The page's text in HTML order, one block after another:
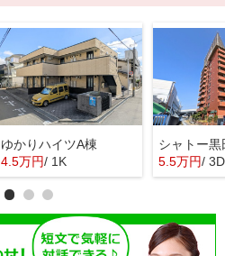
ゆかりハイツA棟
4.5万円/ 1K
シャトー黒
5.5万円/